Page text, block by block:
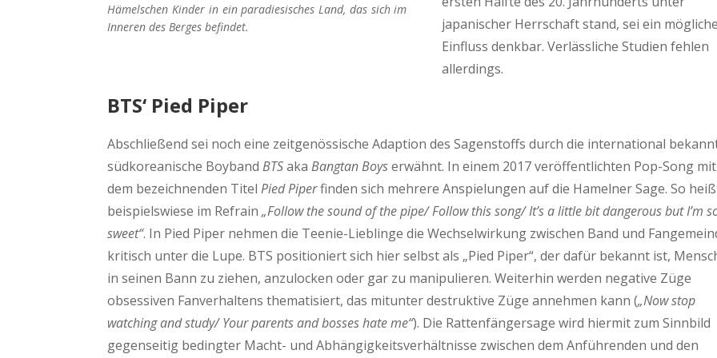
Hämelschen Kinder in ein paradiesisches Land, das sich im
Inneren des Berges befindet.
japanischer Herrschaft stand, sei ein
Einfluss denkbar. Verlässliche Studien fehlen
allerdings.
BTS‘ Pied Piper
Abschließend sei noch eine zeitgenössische Adaption des Sagenstoffs durch die international
südkoreanische BoybandBTSakaBangtan Boyserwähnt. In einem 2017 veröffentlichten Pop-Song mit
dem bezeichnenden TitelPied Piperfinden sich mehrere Anspielungen auf die Hamelner Sage. So
beispielswiese im Refrain„Follow the sound of the pipe/ Follow this song/ It’s a little bit dangerous but I’m
sweet“. In Pied Piper nehmen die Teenie-Lieblinge die Wechselwirkung zwischen Band und
kritisch unter die Lupe. BTS positioniert sich hier selbst als „Pied Piper“, der dafür bekannt ist,
in seinen Bann zu ziehen, anzulocken oder gar zu manipulieren. Weiterhin werden negative Züge
obsessiven Fanverhaltens thematisiert, das mitunter destruktive Züge annehmen kann („Now stop
watching and study/ Your parents and bosses hate me“). Die Rattenfängersage wird hiermit zum Sinnbild
gegenseitig bedingter Macht- und Abhängigkeitsverhältnisse zwischen dem Anführenden und den